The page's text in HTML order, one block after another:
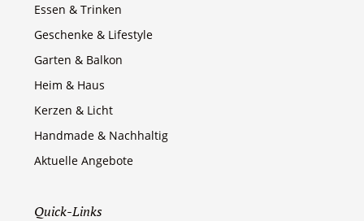
Essen & Trinken
Geschenke & Lifestyle
Garten & Balkon
Heim & Haus
Kerzen & Licht
Handmade & Nachhaltig
Aktuelle Angebote
Quick-Links